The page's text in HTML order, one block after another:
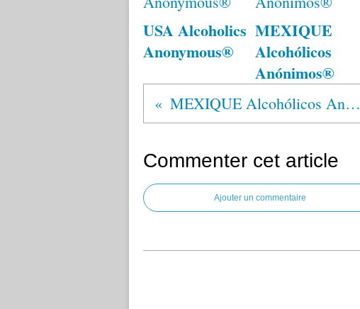
USA Alcoholics
Anonymous®
MEXIQUE
Alcohólicos
Anónimos®
MEXIQUE Alcohólicos Anónimos®
Commenter cet article
Ajouter un commentaire